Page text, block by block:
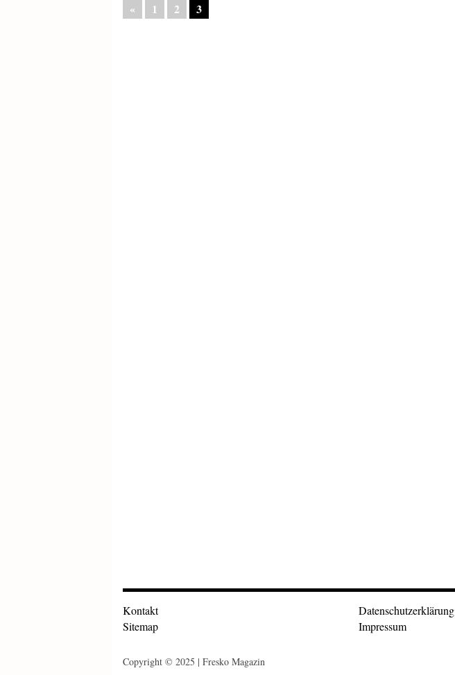
« 1 2 3
Kontakt
Sitemap
Datenschutzerklärung
Impressum
Copyright © 2025 | Fresko Magazin